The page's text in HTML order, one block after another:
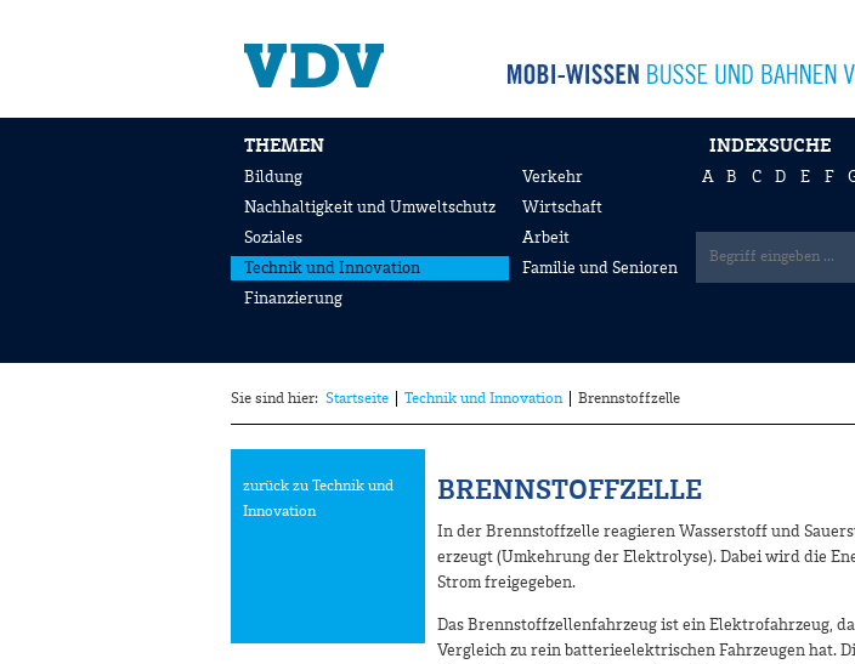
THEMEN
Bildung
Nachhaltigkeit und Umweltschutz
Soziales
Technik und Innovation
Finanzierung
Verkehr
Wirtschaft
Arbeit
Familie und Senioren
INDEXSUCHE
A B C D E F
Sie sind hier: Startseite Technik und Innovation Brennstoffzelle
zurück zu Technik und
Innovation
BRENNSTOFFZELLE
In der Brennstoffzelle reagieren Wasserstoff und
erzeugt (Umkehrung der Elektrolyse). Dabei wird die
Strom freigegeben.
Das Brennstoffzellenfahrzeug ist ein Elektrofahrzeug,
Vergleich zu rein batterieelektrischen Fahrzeugen hat.